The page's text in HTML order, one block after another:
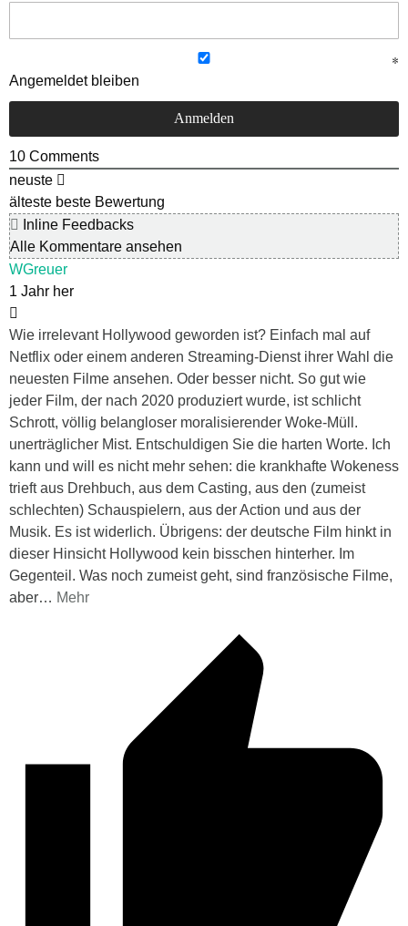
Angemeldet bleiben
10 Comments
neuste
älteste beste Bewertung
Inline Feedbacks
Alle Kommentare ansehen
WGreuer
1 Jahr her
Wie irrelevant Hollywood geworden ist? Einfach mal auf
Netflix oder einem anderen Streaming-Dienst ihrer Wahl die
neuesten Filme ansehen. Oder besser nicht. So gut wie
jeder Film, der nach 2020 produziert wurde, ist schlicht
Schrott, völlig belangloser moralisierender Woke-Müll.
unerträglicher Mist. Entschuldigen Sie die harten Worte. Ich
kann und will es nicht mehr sehen: die krankhafte Wokeness
trieft aus Drehbuch, aus dem Casting, aus den (zumeist
schlechten) Schauspielern, aus der Action und aus der
Musik. Es ist widerlich. Übrigens: der deutsche Film hinkt in
dieser Hinsicht Hollywood kein bisschen hinterher. Im
Gegenteil. Was noch zumeist geht, sind französische Filme,
aber… Mehr